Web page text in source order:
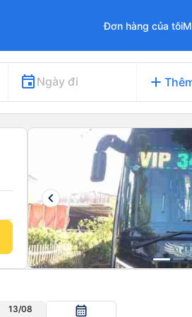
Đơn hàng của tôi
Ngày đi add
keyboard_arrow_left
13/08 calendar_month